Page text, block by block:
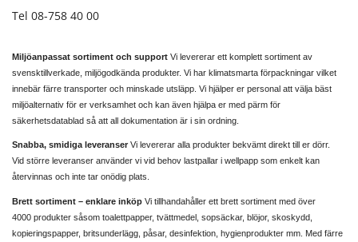
Tel 08-758 40 00
Miljöanpassat sortiment och support Vi levererar ett komplett sortiment av
svensktillverkade, miljögodkända produkter. Vi har klimatsmarta förpackningar vilket
innebär färre transporter och minskade utsläpp. Vi hjälper er personal att välja bäst
miljöalternativ för er verksamhet och kan även hjälpa er med pärm för
säkerhetsdatablad så att all dokumentation är i sin ordning.
Snabba, smidiga leveranser Vi levererar alla produkter bekvämt direkt till er dörr.
Vid större leveranser använder vi vid behov lastpallar i wellpapp som enkelt kan
återvinnas och inte tar onödig plats.
Brett sortiment – enklare inköp Vi tillhandahåller ett brett sortiment med över
4000 produkter såsom toalettpapper, tvättmedel, sopsäckar, blöjor, skoskydd,
kopieringspapper, britsunderlägg, påsar, desinfektion, hygienprodukter mm. Med färre